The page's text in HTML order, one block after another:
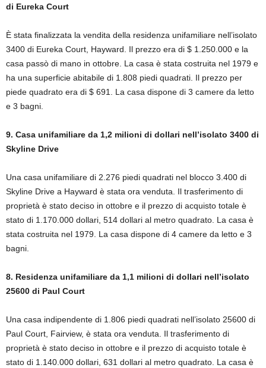
di Eureka Court
È stata finalizzata la vendita della residenza unifamiliare nell’isolato
3400 di Eureka Court, Hayward. Il prezzo era di $ 1.250.000 e la
casa passò di mano in ottobre. La casa è stata costruita nel 1979 e
ha una superficie abitabile di 1.808 piedi quadrati. Il prezzo per
piede quadrato era di $ 691. La casa dispone di 3 camere da letto
e 3 bagni.
9. Casa unifamiliare da 1,2 milioni di dollari nell’isolato 3400 di
Skyline Drive
Una casa unifamiliare di 2.276 piedi quadrati nel blocco 3.400 di
Skyline Drive a Hayward è stata ora venduta. Il trasferimento di
proprietà è stato deciso in ottobre e il prezzo di acquisto totale è
stato di 1.170.000 dollari, 514 dollari al metro quadrato. La casa è
stata costruita nel 1979. La casa dispone di 4 camere da letto e 3
bagni.
8. Residenza unifamiliare da 1,1 milioni di dollari nell’isolato
25600 di Paul Court
Una casa indipendente di 1.806 piedi quadrati nell’isolato 25600 di
Paul Court, Fairview, è stata ora venduta. Il trasferimento di
proprietà è stato deciso in ottobre e il prezzo di acquisto totale è
stato di 1.140.000 dollari, 631 dollari al metro quadrato. La casa è